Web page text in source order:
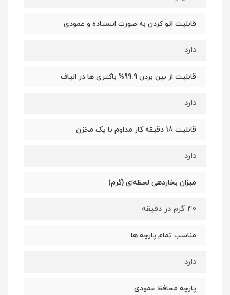
قابلیت اتو کردن به صورت ایستاده و عمودی
دارد
قابلیت از بین بردن 99.9% باکتری ها در الیاف
دارد
قابلیت 18 دقیقه کار مداوم با یک مخزن
دارد
میزان بخاردهی لحظه‌ای (گرم)
40 گرم در دقیقه
مناسب تمام پارچه ها
دارد
پارچه محافظ عمودی